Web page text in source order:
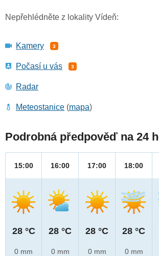
Nepřehlédněte z lokality Vídeň:
Kamery 3
Počasí u vás 3
Radar
Meteostanice (mapa)
Podrobná předpověď na 24
15:00
28 °C
0 mm
16:00
28 °C
0 mm
17:00
28 °C
0 mm
18:00
28 °C
0 mm